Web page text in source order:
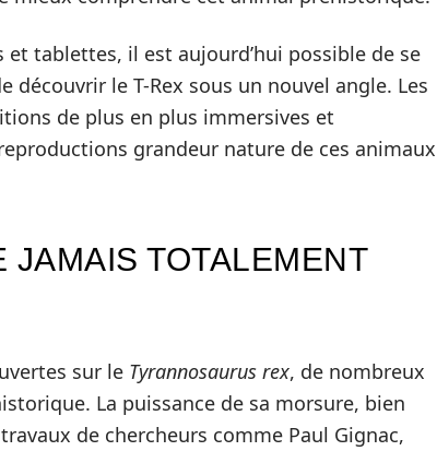
tablettes, il est aujourd’hui possible de se
le T-Rex sous un nouvel angle. Les
de plus en plus immersives et
grandeur nature de ces animaux
JAMAIS TOTALEMENT
sur le Tyrannosaurus rex, de nombreux
La puissance de sa morsure, bien
de chercheurs comme Paul Gignac,